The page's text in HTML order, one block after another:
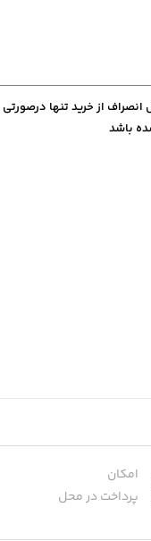
انصراف از خرید تنها
باشد
امکان
پرداخت در محل